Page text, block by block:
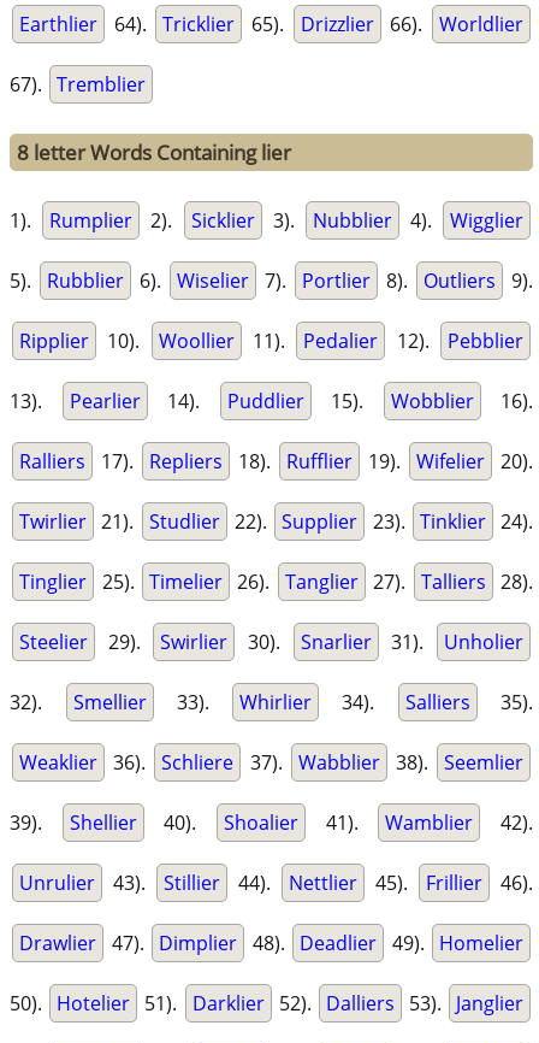
Earthlier 64). Tricklier 65). Drizzlier 66). Worldlier
67). Tremblier
8 letter Words Containing lier
1). Rumplier 2). Sicklier 3). Nubblier 4). Wigglier
5). Rubblier 6). Wiselier 7). Portlier 8). Outliers 9).
Ripplier 10). Woollier 11). Pedalier 12). Pebblier
13). Pearlier 14). Puddlier 15). Wobblier 16).
Ralliers 17). Repliers 18). Rufflier 19). Wifelier 20).
Twirlier 21). Studlier 22). Supplier 23). Tinklier 24).
Tinglier 25). Timelier 26). Tanglier 27). Talliers 28).
Steelier 29). Swirlier 30). Snarlier 31). Unholier
32). Smellier 33). Whirlier 34). Salliers 35).
Weaklier 36). Schliere 37). Wabblier 38). Seemlier
39). Shellier 40). Shoalier 41). Wamblier 42).
Unrulier 43). Stillier 44). Nettlier 45). Frillier 46).
Drawlier 47). Dimplier 48). Deadlier 49). Homelier
50). Hotelier 51). Darklier 52). Dalliers 53). Janglier